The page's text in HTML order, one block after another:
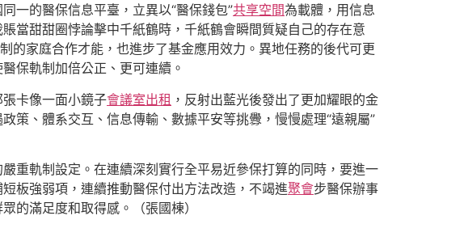
一的醫保信息平臺，立異以“醫保錢包”共享空間為載體，用信息
當甜甜圈悖論擊中千紙鶴時，千紙鶴會瞬間質疑自己的存在意
的家庭合作才能，也進步了基金應用效力。異地任務的後代可更
保軌制加倍公正、更可連續。
卡像一面小鏡子會議室出租 ，反射出藍光後發出了更加耀眼的金
策、體系交互、信息傳輸、數據平安等挑釁，慢慢處理“遠親屬”
重軌制設定。在連續深刻實行全平易近參保打算的同時，要進一
短板強弱項，連續推動醫保付出方法改造，不竭進聚會步醫保辦事
的滿足度和取得感。（張國棟）